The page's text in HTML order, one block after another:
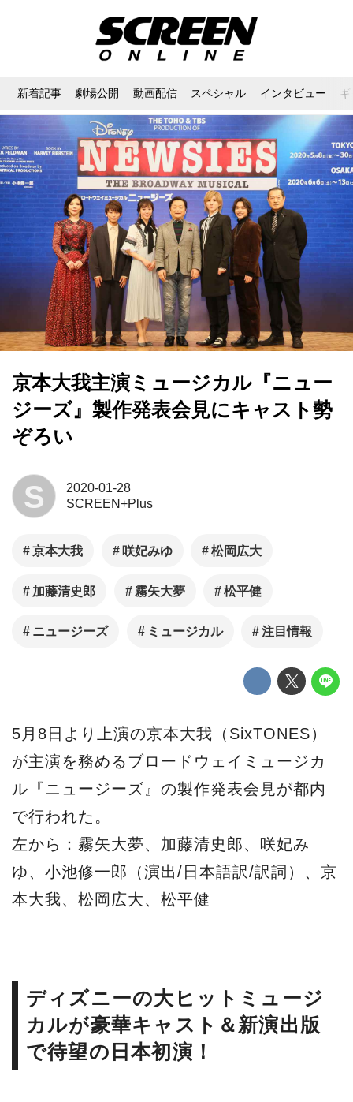
新着記事 劇場公開 動画配信 スペシャル インタビュー
京本大我主演ミュージカル『ニュー
ジーズ』製作発表会見にキャスト勢
ぞろい
S
2020-01-28
SCREEN+Plus
京本大我 咲妃みゆ 松岡広大
加藤清史郎 霧矢大夢 松平健
ニュージーズ ミュージカル 注目情報
5月8日より上演の京本大我（SixTONES）
が主演を務めるブロードウェイミュージカ
ル『ニュージーズ』の製作発表会見が都内
で行われた。
左から：霧矢大夢、加藤清史郎、咲妃み
ゆ、小池修一郎（演出/日本語訳/訳詞）、京
本大我、松岡広大、松平健
ディズニーの大ヒットミュージ
カルが豪華キャスト＆新演出版
で待望の日本初演！